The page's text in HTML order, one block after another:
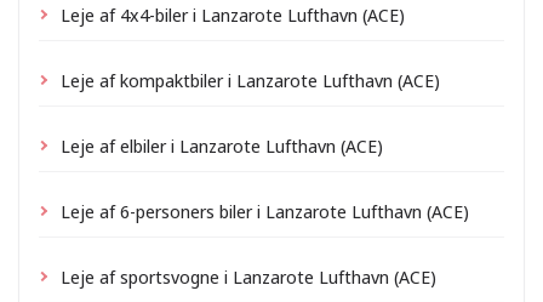
Leje af 4x4-biler i Lanzarote Lufthavn (ACE)
Leje af kompaktbiler i Lanzarote Lufthavn (ACE)
Leje af elbiler i Lanzarote Lufthavn (ACE)
Leje af 6-personers biler i Lanzarote Lufthavn (ACE)
Leje af sportsvogne i Lanzarote Lufthavn (ACE)